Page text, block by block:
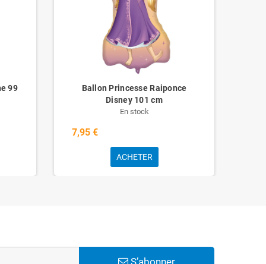
99
Ballon Princesse Raiponce
Disney 101 cm
En stock
7,95 €
ACHETER
S’abonner